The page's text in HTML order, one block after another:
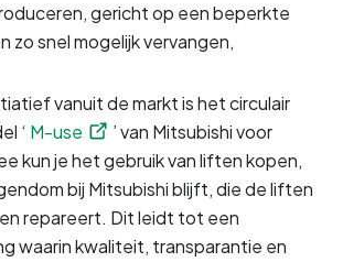
gericht op een beperkte
zo snel mogelijk vervangen,
vanuit de markt is het circulair
‘ M-use
’ van Mitsubishi voor
kun je het gebruik van liften kopen,
bij Mitsubishi blijft, die de liften
repareert. Dit leidt tot een
waarin kwaliteit, transparantie en